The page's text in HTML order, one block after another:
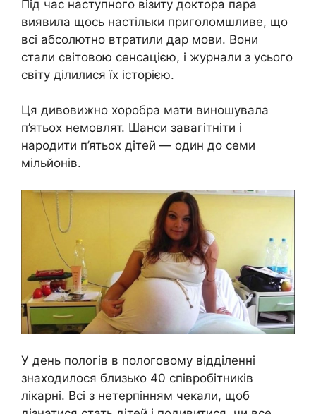
Під час наступного візиту доктора пара
виявила щось настільки приголомшливе, що
всі абсолютно втратили дар мови. Вони
стали світовою сенсацією, і журнали з усього
світу ділилися їх історією.
Ця дивовижно хоробра мати виношувала
п’ятьох немовлят. Шанси завагітніти і
народити п’ятьох дітей — один до семи
мільйонів.
У день пологів в пологовому відділенні
знаходилося близько 40 співробітників
лікарні. Всі з нетерпінням чекали, щоб